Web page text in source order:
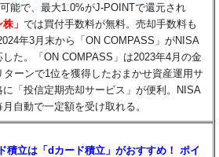
能で、最大1.0%がJ-POINTで還元され
株」では買付手数料が無料。売却手数料も
年3月末から「ON COMPASS」がNISA
た。「ON COMPASS」は2023年4月の金
ーンで1位を獲得したおまかせ資産運用サ
「投信定期売却サービス」が便利。NISA
自動で一定額を受け取れる。
立は「dカード積立」がおすすめ！ ポイ